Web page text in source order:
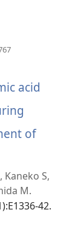
နေ
တယ်)
acid
of
စ်
Kaneko S,
M.
42.